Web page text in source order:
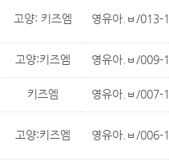
고양: 키즈엠 영유아.ㅂ/013-1
고양:키즈엠 영유아.ㅂ/009-1
키즈엠 영유아.ㅂ/007-1
고양:키즈엠 영유아.ㅂ/006-1